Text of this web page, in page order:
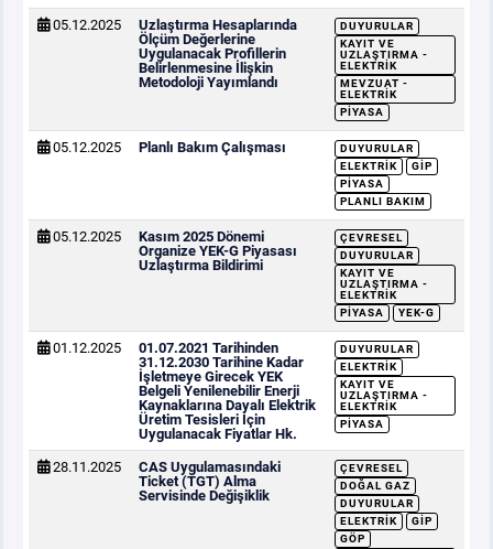
05.12.2025
Uzlaştırma Hesaplarında
Ölçüm Değerlerine
Uygulanacak Profillerin
Belirlenmesine İlişkin
Metodoloji Yayımlandı
DUYURULAR
KAYIT VE
UZLAŞTIRMA -
ELEKTRIK
MEVZUAT -
ELEKTRIK
PIYASA
05.12.2025 Planlı Bakım Çalışması
DUYURULAR
ELEKTRIK
GİP
PIYASA
PLANLI BAKIM
05.12.2025
Kasım 2025 Dönemi
Organize YEK-G Piyasası
Uzlaştırma Bildirimi
ÇEVRESEL
DUYURULAR
KAYIT VE
UZLAŞTIRMA -
ELEKTRIK
PIYASA
YEK-G
01.12.2025
01.07.2021 Tarihinden
31.12.2030 Tarihine Kadar
İşletmeye Girecek YEK
Belgeli Yenilenebilir Enerji
Kaynaklarına Dayalı Elektrik
Üretim Tesisleri İçin
Uygulanacak Fiyatlar Hk.
DUYURULAR
ELEKTRIK
KAYIT VE
UZLAŞTIRMA -
ELEKTRIK
PIYASA
28.11.2025
CAS Uygulamasındaki
Ticket (TGT) Alma
Servisinde Değişiklik
ÇEVRESEL
DOĞAL GAZ
DUYURULAR
ELEKTRIK
GİP
GÖP